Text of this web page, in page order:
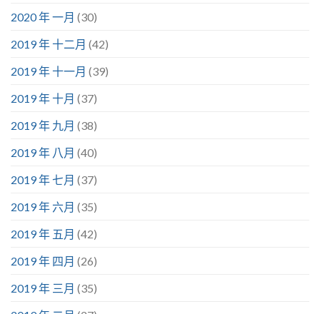
2020 年 一月 (30)
2019 年 十二月 (42)
2019 年 十一月 (39)
2019 年 十月 (37)
2019 年 九月 (38)
2019 年 八月 (40)
2019 年 七月 (37)
2019 年 六月 (35)
2019 年 五月 (42)
2019 年 四月 (26)
2019 年 三月 (35)